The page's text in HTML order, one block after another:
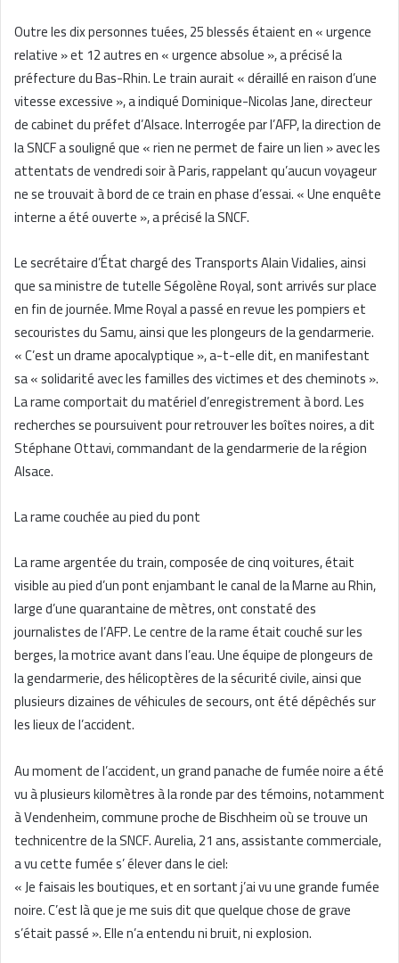
Outre les dix personnes tuées, 25 blessés étaient en « urgence
relative » et 12 autres en « urgence absolue », a précisé la
préfecture du Bas-Rhin. Le train aurait « déraillé en raison d’une
vitesse excessive », a indiqué Dominique-Nicolas Jane, directeur
de cabinet du préfet d’Alsace. Interrogée par l’AFP, la direction de
la SNCF a souligné que « rien ne permet de faire un lien » avec les
attentats de vendredi soir à Paris, rappelant qu’aucun voyageur
ne se trouvait à bord de ce train en phase d’essai. « Une enquête
interne a été ouverte », a précisé la SNCF.
Le secrétaire d’État chargé des Transports Alain Vidalies, ainsi
que sa ministre de tutelle Ségolène Royal, sont arrivés sur place
en fin de journée. Mme Royal a passé en revue les pompiers et
secouristes du Samu, ainsi que les plongeurs de la gendarmerie.
« C’est un drame apocalyptique », a-t-elle dit, en manifestant
sa « solidarité avec les familles des victimes et des cheminots ».
La rame comportait du matériel d’enregistrement à bord. Les
recherches se poursuivent pour retrouver les boîtes noires, a dit
Stéphane Ottavi, commandant de la gendarmerie de la région
Alsace.
La rame couchée au pied du pont
La rame argentée du train, composée de cinq voitures, était
visible au pied d’un pont enjambant le canal de la Marne au Rhin,
large d’une quarantaine de mètres, ont constaté des
journalistes de l’AFP. Le centre de la rame était couché sur les
berges, la motrice avant dans l’eau. Une équipe de plongeurs de
la gendarmerie, des hélicoptères de la sécurité civile, ainsi que
plusieurs dizaines de véhicules de secours, ont été dépêchés sur
les lieux de l’accident.
Au moment de l’accident, un grand panache de fumée noire a été
vu à plusieurs kilomètres à la ronde par des témoins, notamment
à Vendenheim, commune proche de Bischheim où se trouve un
technicentre de la SNCF. Aurelia, 21 ans, assistante commerciale,
a vu cette fumée s’ élever dans le ciel:
« Je faisais les boutiques, et en sortant j’ai vu une grande fumée
noire. C’est là que je me suis dit que quelque chose de grave
s’était passé ». Elle n’a entendu ni bruit, ni explosion.